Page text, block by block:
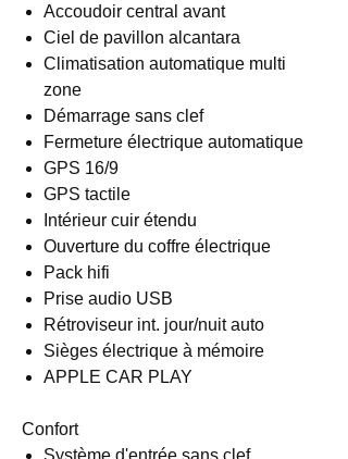
Accoudoir central avant
Ciel de pavillon alcantara
Climatisation automatique multi
zone
Démarrage sans clef
Fermeture électrique automatique
GPS 16/9
GPS tactile
Intérieur cuir étendu
Ouverture du coffre électrique
Pack hifi
Prise audio USB
Rétroviseur int. jour/nuit auto
Sièges électrique à mémoire
APPLE CAR PLAY
Confort
Système d'entrée sans clef